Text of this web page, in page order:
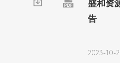
 
盛和资
告
2023-10-